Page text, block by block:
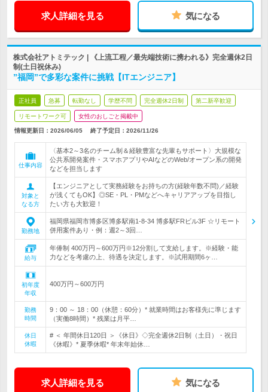
求人詳細を見る 気になる
株式会社アトミテック | 《上流工程／最先端技術に携われる》完全週休2日
制(土日祝休み)
”福岡”で多彩な案件に挑戦【ITエンジニア】
正社員 急募 転勤なし 学歴不問 完全週休2日制 第二新卒歓迎
リモートワーク可 女性のおしごと掲載中
情報更新日：2026/06/05 終了予定日： 2026/11/26
仕事内容
〈基本2～3名のチーム制＆経験豊富な先輩もサポート〉大規模な
公共系開発案件・スマホアプリやAIなどのWeb/オープン系の開発
などを担当します
対象と
なる方
【エンジニアとして実務経験をお持ちの方(経験年数不問)／経験
が浅くてもOK】◎SE・PL・PMなどへキャリアアップを目指し
たい方も大歓迎！
勤務地
福岡県福岡市博多区博多駅南1-8-34 博多駅FRビル3F ☆リモート
併用案件あり・例：週2～3回…
給与
年俸制 400万円～600万円※12分割して支給します。※経験・能
力などを考慮の上、待遇を決定します。※試用期間6ヶ…
初年度
年収
400万円～600万円
勤務
時間
9：00 ～ 18：00（休憩：60分）* 就業時間はお客様先に準じます
（実働8時間）* 残業は月平…
休日
休暇
# ＜ 年間休日120日 ＞《休日》◇完全週休2日制（土日）・祝日
《休暇》* 夏季休暇* 年末年始休…
求人詳細を見る 気になる